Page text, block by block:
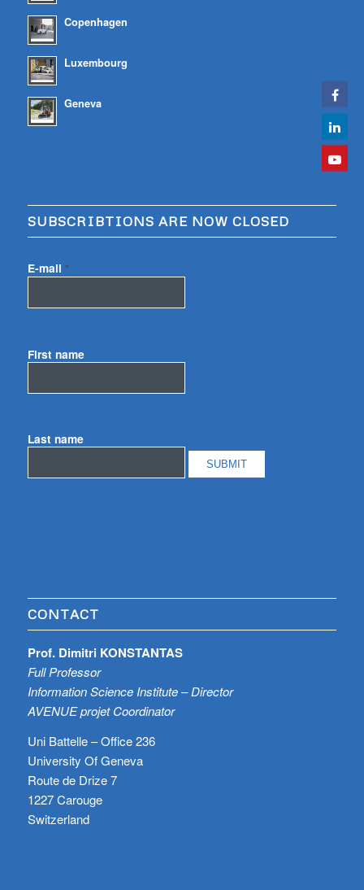
Copenhagen
Luxembourg
Geneva
SUBSCRIBTIONS ARE NOW CLOSED
E-mail *
First name
Last name
CONTACT
Prof. Dimitri KONSTANTAS
Full Professor
Information Science Institute – Director
AVENUE projet Coordinator
Uni Battelle – Office 236
University Of Geneva
Route de Drize 7
1227 Carouge
Switzerland